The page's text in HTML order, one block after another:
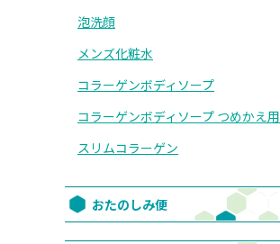
泡洗顔
メンズ化粧水
コラーゲンボディソープ
コラーゲンボディソープ つめかえ用
スリムコラーゲン
おたのしみ便